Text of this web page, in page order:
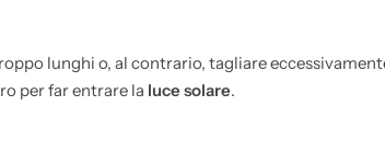
lunghi o, al contrario, tagliare
per far entrare la luce solare.